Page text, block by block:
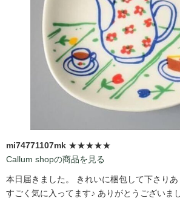
mi74771107mk ★★★★★
Callum shopの商品を見る
本日届きました。 きれいに梱包して下さりあ
すごく気に入ってます♪ ありがとうございまし